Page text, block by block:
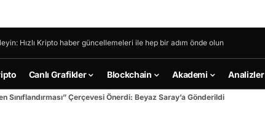
Hızlı Kripto haber güncellemeleri ile hep bir adım önde olun
Canlı Grafikler Blockchain Akademi Analizler
Sınıflandırması” Çerçevesi Önerdi: Beyaz Saray’a Gönderildi